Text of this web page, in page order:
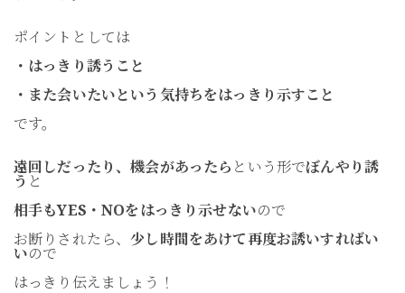
ポイントとしては
・はっきり誘うこと
・また会いたいという気持ちをはっきり示すこと
です。
遠回しだったり、機会があったら という形でぼんやり誘
う と
相手もYES・NOをはっきり示せないので
お断りされたら、少し時間をあけて再度お誘いすればい
いので
はっきり伝えましょう！